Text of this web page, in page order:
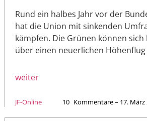
Rund ein halbes Jahr vor der
hat die Union mit sinkenden
kämpfen. Die Grünen können sich
über einen neuerlichen
weiter
JF-Online 10 Kommentare – 17. März